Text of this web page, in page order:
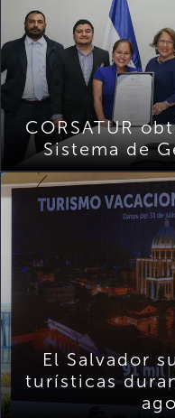
CORSATUR
Sistema de
El Salvador
turísticas